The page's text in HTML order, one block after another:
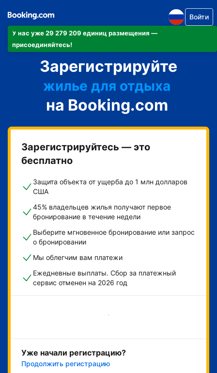
У нас уже 29 279 209 единиц размещения —
присоединяйтесь!
Войти
Зарегистрируйте
апартаменты/квартиру
отель
жилье для отдыха
гостевой дом
мини-отель
на Booking.com
Зарегистрируйтесь — это
бесплатно
Защита объекта от ущерба до 1 млн долларов
США
45% владельцев жилья получают первое
бронирование в течение недели
Выберите мгновенное бронирование или запрос
о бронировании
Мы облегчим вам платежи
Ежедневные выплаты. Сбор за платежный
сервис отменен на 2026 год
Начать
Уже начали регистрацию?
Продолжить регистрацию